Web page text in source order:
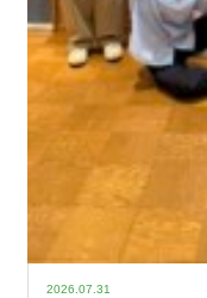
2026.07.31